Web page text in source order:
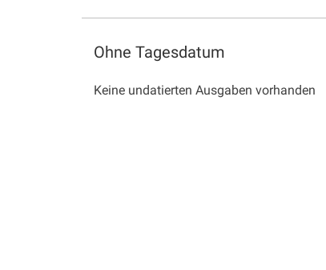
Ohne Tagesdatum
Keine undatierten Ausgaben vorhanden